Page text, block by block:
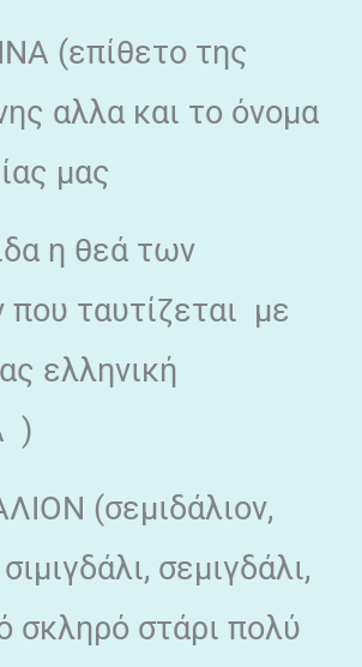
(επίθετο της
αλλα και το όνομα
μας
η θεά των
που ταυτίζεται με
ελληνική
)
(σεμιδάλιον,
σεμιγδάλι,
σκληρό στάρι πολύ